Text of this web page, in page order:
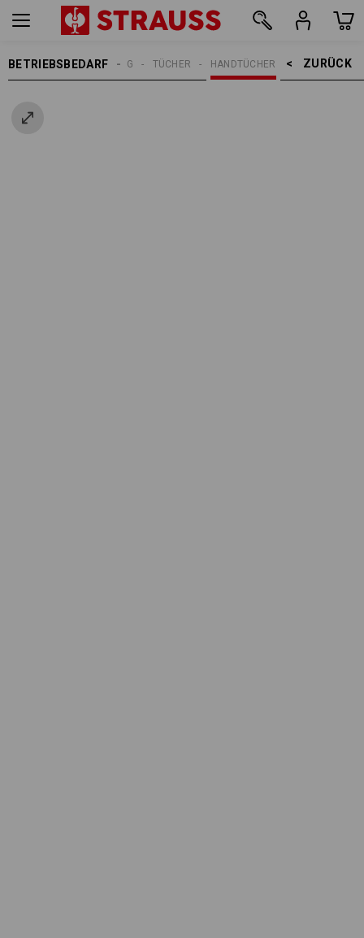
BETRIEBSBEDARF ZURÜCK    >
HANDTÜCHER
TÜCHER
REINIGUNG